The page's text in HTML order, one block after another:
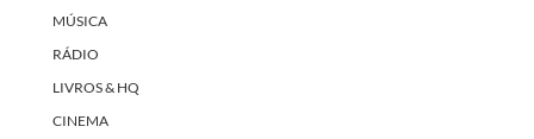
MÚSICA
RÁDIO
LIVROS & HQ
CINEMA